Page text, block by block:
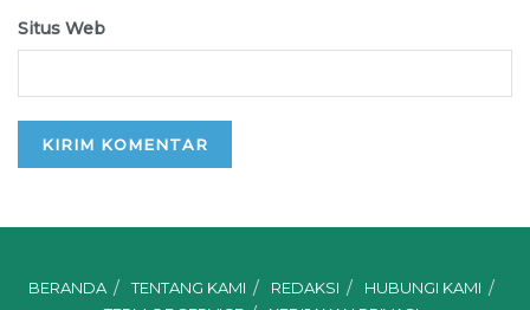
Situs Web
BERANDA TENTANG KAMI REDAKSI
HUBUNGI KAMI